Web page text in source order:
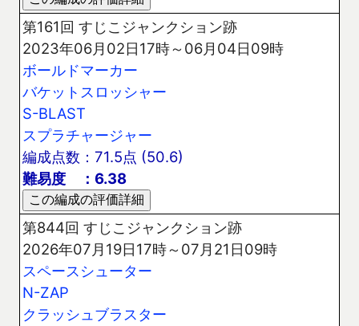
第161回 すじこジャンクション跡
2023年06月02日17時～06月04日09時
ボールドマーカー
バケットスロッシャー
S-BLAST
スプラチャージャー
編成点数：71.5点 (50.6)
難易度 ：6.38
第844回 すじこジャンクション跡
2026年07月19日17時～07月21日09時
スペースシューター
N-ZAP
クラッシュブラスター